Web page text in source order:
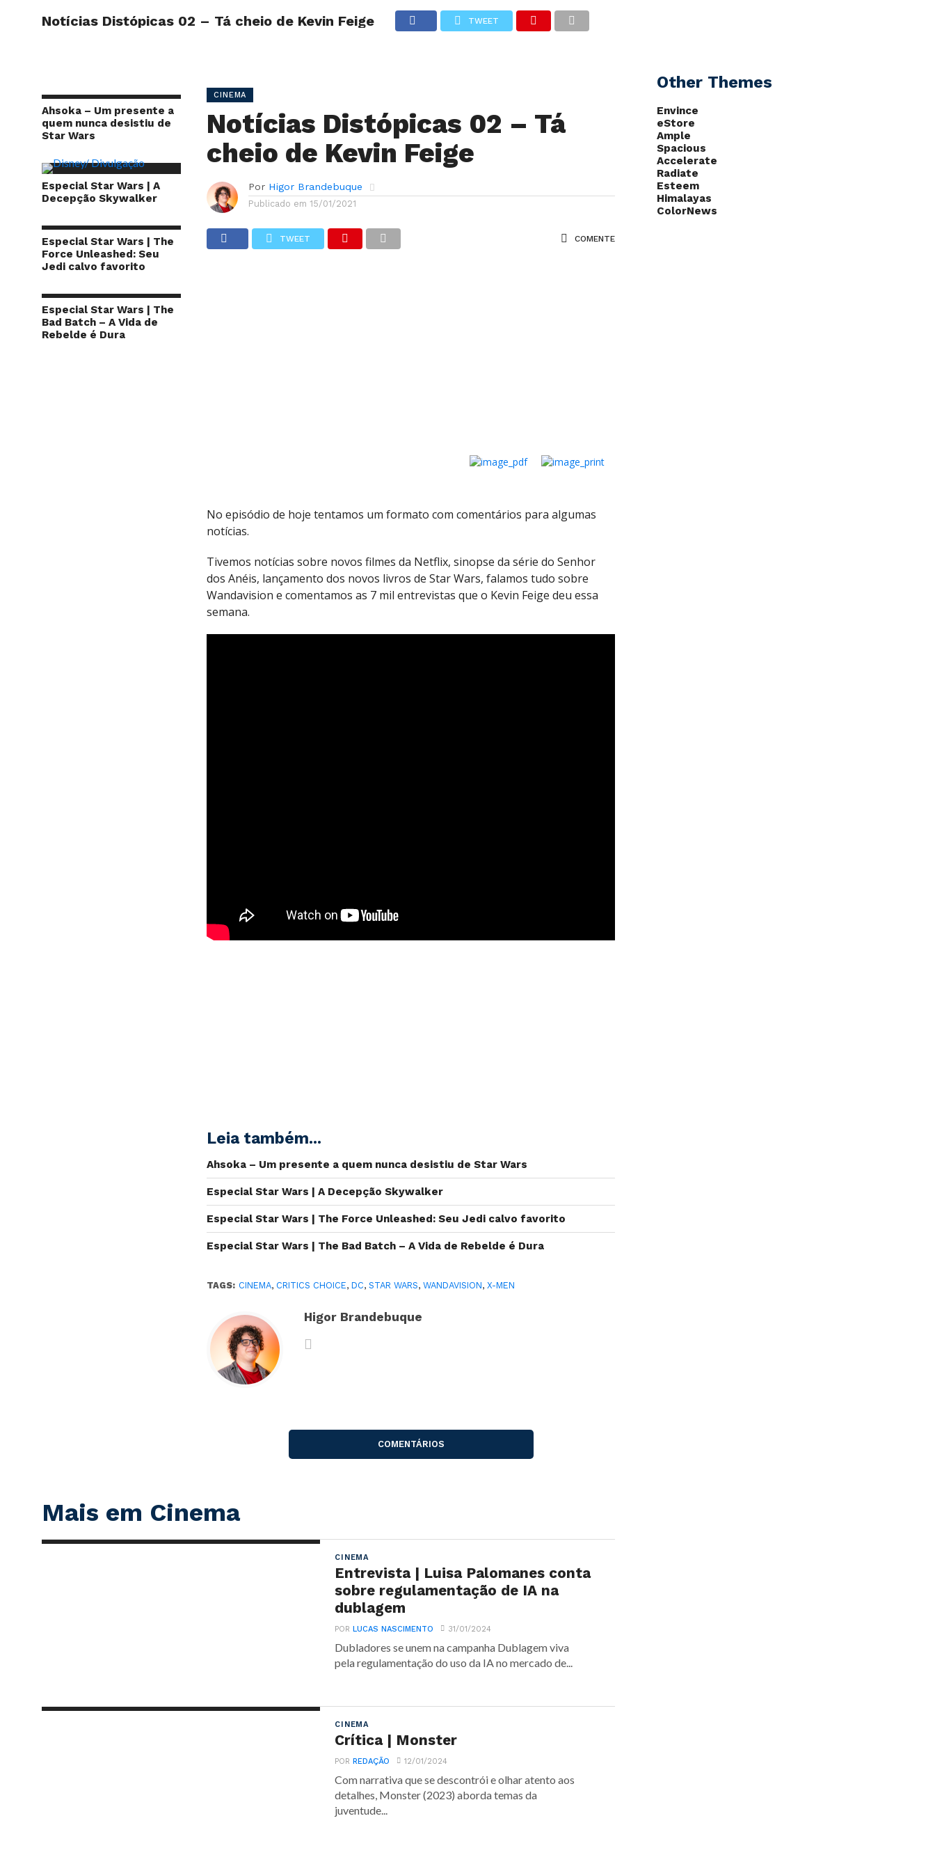
ARTIGOS COBERTURA DE EVENTOS
Notícias Distópicas 02 – Tá cheio de Kevin Feige TWEET
Ahsoka – Um presente a
quem nunca desistiu de
Star Wars
Especial Star Wars | A
Decepção Skywalker
Especial Star Wars | The
Force Unleashed: Seu
Jedi calvo favorito
Especial Star Wars | The
Bad Batch – A Vida de
Rebelde é Dura
CINEMA
Notícias Distópicas 02 – Tá
cheio de Kevin Feige
Por Higor Brandebuque
Publicado em 15/01/2021
TWEET COMENTE
No episódio de hoje tentamos um formato com comentários para algumas
notícias.
Tivemos notícias sobre novos filmes da Netflix, sinopse da série do Senhor
dos Anéis, lançamento dos novos livros de Star Wars, falamos tudo sobre
Wandavision e comentamos as 7 mil entrevistas que o Kevin Feige deu essa
semana.
Leia também...
Ahsoka – Um presente a quem nunca desistiu de Star Wars
Especial Star Wars | A Decepção Skywalker
Especial Star Wars | The Force Unleashed: Seu Jedi calvo favorito
Especial Star Wars | The Bad Batch – A Vida de Rebelde é Dura
TAGS: CINEMA, CRITICS CHOICE,DC,STAR WARS,WANDAVISION,X-MEN
Higor Brandebuque
COMENTÁRIOS
Mais em Cinema
CINEMA
Entrevista | Luisa Palomanes conta
sobre regulamentação de IA na
dublagem
POR LUCAS NASCIMENTO 31/01/2024
Dubladores se unem na campanha Dublagem viva
pela regulamentação do uso da IA no mercado de...
CINEMA
Crítica | Monster
POR REDAÇÃO 12/01/2024
Com narrativa que se descontrói e olhar atento aos
detalhes, Monster (2023) aborda temas da
juventude...
Other Themes
Envince
eStore
Ample
Spacious
Accelerate
Radiate
Esteem
Himalayas
ColorNews